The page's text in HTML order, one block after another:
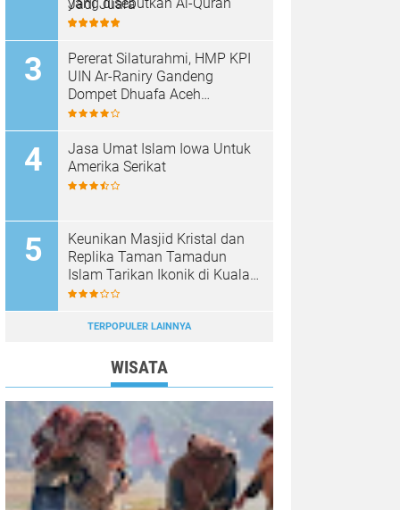
Jadi Juara
Pererat Silaturahmi, HMP KPI
UIN Ar-Raniry Gandeng
Dompet Dhuafa Aceh
Sukseskan Communication
Jasa Umat Islam Iowa Untuk
Amerika Serikat
Keunikan Masjid Kristal dan
Replika Taman Tamadun
Islam Tarikan Ikonik di Kuala
Terengganu, Malaysia
TERPOPULER LAINNYA
WISATA